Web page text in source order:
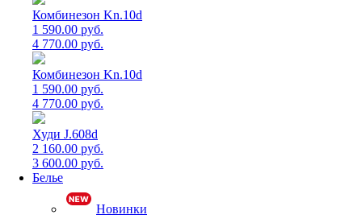
Комбинезон Kn.10d
1 590.00 руб.
4 770.00 руб.
Комбинезон Kn.10d
1 590.00 руб.
4 770.00 руб.
Худи J.608d
2 160.00 руб.
3 600.00 руб.
Белье
Новинки